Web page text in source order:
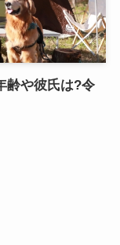
齢や彼氏は?令